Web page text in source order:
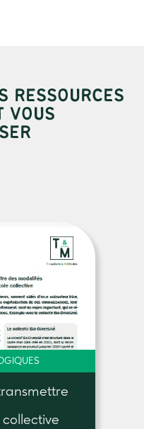
RESSOURCES
VOUS